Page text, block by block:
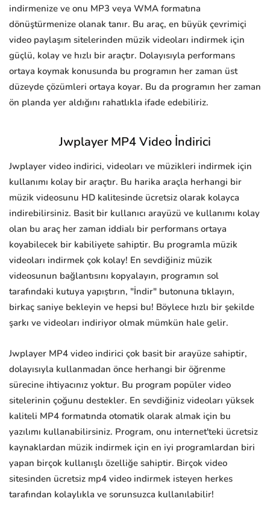
indirmenize ve onu MP3 veya WMA formatına
dönüştürmenize olanak tanır. Bu araç, en büyük çevrimiçi
video paylaşım sitelerinden müzik videoları indirmek için
güçlü, kolay ve hızlı bir araçtır. Dolayısıyla performans
ortaya koymak konusunda bu programın her zaman üst
düzeyde çözümleri ortaya koyar. Bu da programın her zaman
ön planda yer aldığını rahatlıkla ifade edebiliriz.
Jwplayer MP4 Video İndirici
Jwplayer video indirici, videoları ve müzikleri indirmek için
kullanımı kolay bir araçtır. Bu harika araçla herhangi bir
müzik videosunu HD kalitesinde ücretsiz olarak kolayca
indirebilirsiniz. Basit bir kullanıcı arayüzü ve kullanımı kolay
olan bu araç her zaman iddialı bir performans ortaya
koyabilecek bir kabiliyete sahiptir. Bu programla müzik
videoları indirmek çok kolay! En sevdiğiniz müzik
videosunun bağlantısını kopyalayın, programın sol
tarafındaki kutuya yapıştırın, "İndir" butonuna tıklayın,
birkaç saniye bekleyin ve hepsi bu! Böylece hızlı bir şekilde
şarkı ve videoları indiriyor olmak mümkün hale gelir.
Jwplayer MP4 video indirici çok basit bir arayüze sahiptir,
dolayısıyla kullanmadan önce herhangi bir öğrenme
sürecine ihtiyacınız yoktur. Bu program popüler video
sitelerinin çoğunu destekler. En sevdiğiniz videoları yüksek
kaliteli MP4 formatında otomatik olarak almak için bu
yazılımı kullanabilirsiniz. Program, onu internet'teki ücretsiz
kaynaklardan müzik indirmek için en iyi programlardan biri
yapan birçok kullanışlı özelliğe sahiptir. Birçok video
sitesinden ücretsiz mp4 video indirmek isteyen herkes
tarafından kolaylıkla ve sorunsuzca kullanılabilir!